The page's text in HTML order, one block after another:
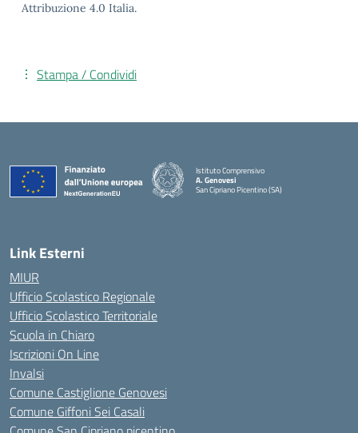
Attribuzione 4.0 Italia.
Stampa / Condividi
Istituto Comprensivo
A. Genovesi
San Cipriano Picentino (SA)
— Visita la pagina iniziale della scuola
Link Esterni
MIUR
Ufficio Scolastico Regionale
Ufficio Scolastico Territoriale
Scuola in Chiaro
Iscrizioni On Line
Invalsi
Comune Castiglione Genovesi
Comune Giffoni Sei Casali